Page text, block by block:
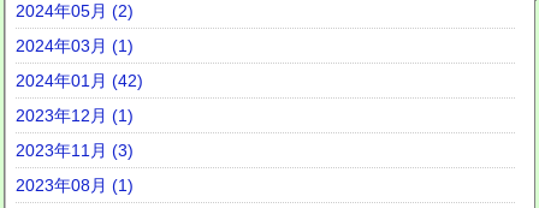
2024年05月 (2)
2024年03月 (1)
2024年01月 (42)
2023年12月 (1)
2023年11月 (3)
2023年08月 (1)